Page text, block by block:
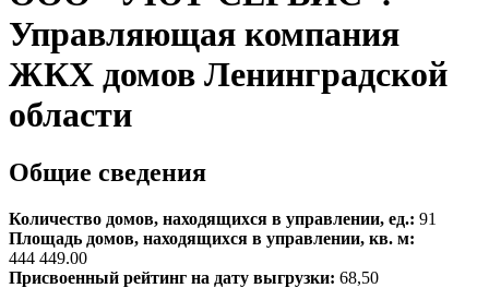
Управляющая компания
ЖКХ домов Ленинградской
области
Общие сведения
Количество домов, находящихся в управлении, ед.: 91
Площадь домов, находящихся в управлении, кв. м:
444 449.00
Присвоенный рейтинг на дату выгрузки: 68,50